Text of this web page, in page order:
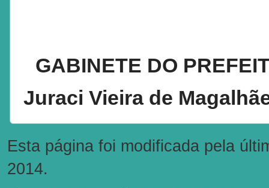
GABINETE DO
Juraci Vieira de
Esta página foi modificada pela
2014.